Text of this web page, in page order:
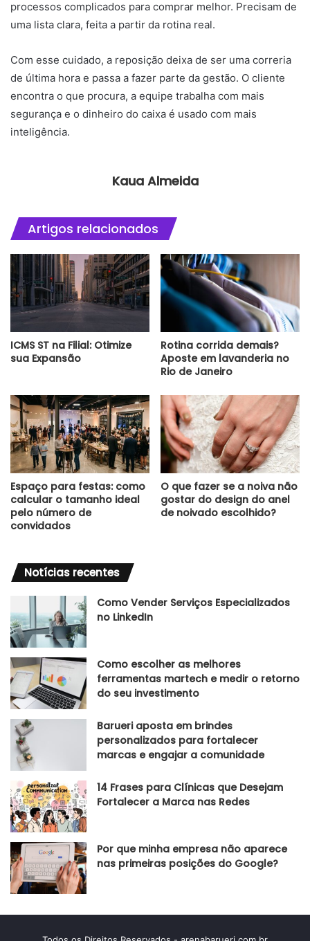
processos complicados para comprar melhor. Precisam de
uma lista clara, feita a partir da rotina real.
Com esse cuidado, a reposição deixa de ser uma correria
de última hora e passa a fazer parte da gestão. O cliente
encontra o que procura, a equipe trabalha com mais
segurança e o dinheiro do caixa é usado com mais
inteligência.
Kaua Almeida
Artigos relacionados
ICMS ST na Filial: Otimize
sua Expansão
Rotina corrida demais?
Aposte em lavanderia no
Rio de Janeiro
Espaço para festas: como
calcular o tamanho ideal
pelo número de
convidados
O que fazer se a noiva não
gostar do design do anel
de noivado escolhido?
Notícias recentes
Como Vender Serviços Especializados
no LinkedIn
Como escolher as melhores
ferramentas martech e medir o retorno
do seu investimento
Barueri aposta em brindes
personalizados para fortalecer
marcas e engajar a comunidade
14 Frases para Clínicas que Desejam
Fortalecer a Marca nas Redes
Por que minha empresa não aparece
nas primeiras posições do Google?